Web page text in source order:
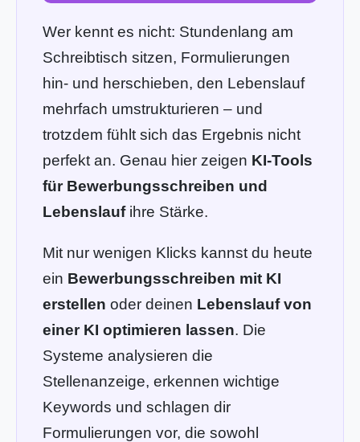
Wer kennt es nicht: Stundenlang am
Schreibtisch sitzen, Formulierungen
hin- und herschieben, den Lebenslauf
mehrfach umstrukturieren – und
trotzdem fühlt sich das Ergebnis nicht
perfekt an. Genau hier zeigen KI-Tools
für Bewerbungsschreiben und
Lebenslaufihre Stärke.
Mit nur wenigen Klicks kannst du heute
ein Bewerbungsschreiben mit KI
erstellen oder deinen Lebenslauf von
einer KI optimieren lassen. Die
Systeme analysieren die
Stellenanzeige, erkennen wichtige
Keywords und schlagen dir
Formulierungen vor, die sowohl